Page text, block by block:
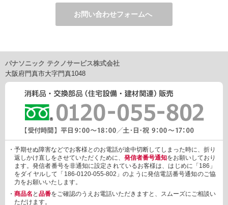
・電子メール、ダイレクトメールなどによる情報のご提供
（1）ご提供情報の分野
・住宅関連設備・建材、家電製品、住まいづくり(新築・リフォー
車載関連商品など
（2）ご提供情報の概要
・商品、サービスに関するご提案
・商品サポート、メンテナンスに関するご提案
・キャンペーン、フェアー、イベントに関する情報ご提供
・アンケート、商品モニターに関する情報ご提供など
3. 個人情報の提供
あらかじめご本人様からご了解いただいている場合や法令で認め
られている場合を除き、個人情報を第三者に提供または開示いた
しません。
しかしながら、お客様がクレジットカード決済をご利用される場
合に限り、カード発行会社が行なう不正利用検知・防止「3Dセキ
ュア2.0」のために、お客様が利用するカード発行会社及び、決済
代行会社：GMOペイメントゲートウェイ（第三者）に、下記の情
報を開示し、本人認証を行います。
・金額など、決済に関する情報
パナソニック テクノサービス株式会社
大阪府門真市大字門真1048
・予期せぬ障害などでお客様とのお電話が途中切断してしまった時に、折り
返しかけ直しをさせていただくために、 発信者番号通知をお願いしており
ます。発信者番号を非通知に設定されているお客様は、はじめに「186」
をダイヤルして「186-0120-055-802」のように発信電話番号通知のご協
力をお願いいたします。
・ 商品名 と 品番をご確認のうえお電話いただきますと、スムーズにご相談い
ただけます。